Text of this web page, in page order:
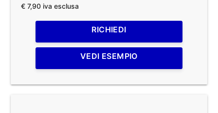
€ 7,90 iva esclusa
RICHIEDI
VEDI ESEMPIO